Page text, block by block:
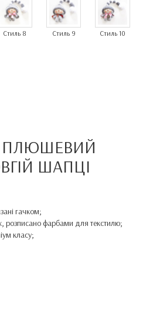
Стиль 8 Стиль 9 Стиль 10
ПЛЮШЕВИЙ
ШАПЦІ
гачком;
, розписано фарбами для текстилю;
класу;